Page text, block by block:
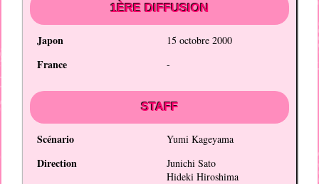
1ÈRE DIFFUSION
Japon 15 octobre 2000
France -
STAFF
Scénario Yumi Kageyama
Direction
Junichi Sato
Hideki Hiroshima